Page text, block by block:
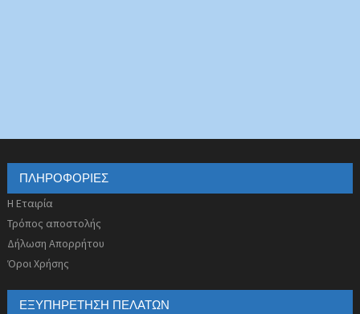
ΠΛΗΡΟΦΟΡΊΕΣ
Η Εταιρία
Τρόπος αποστολής
Δήλωση Απορρήτου
Όροι Χρήσης
ΕΞΥΠΗΡΈΤΗΣΗ ΠΕΛΑΤΏΝ